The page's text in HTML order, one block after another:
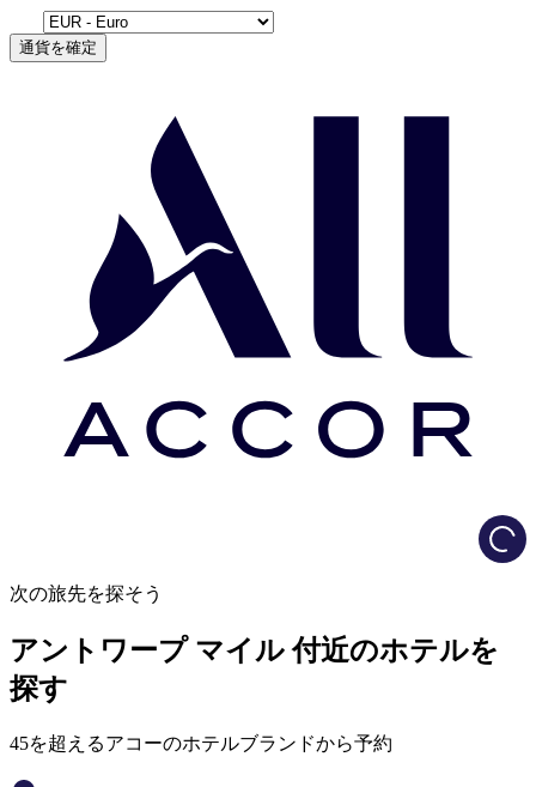
通貨を確定
次の旅先を探そう
アントワープ マイル 付近のホテルを
探す
45を超えるアコーのホテルブランドから予約